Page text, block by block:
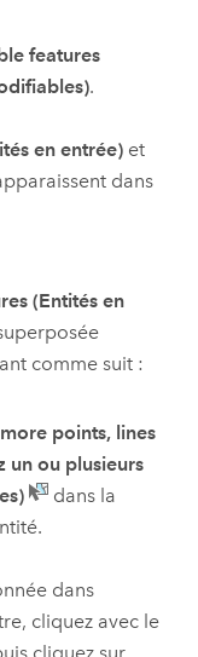
features
.
en entrée)et
dans
(Entités en
comme suit :
points, lines
un ou plusieurs
dans la
dans
cliquez avec le